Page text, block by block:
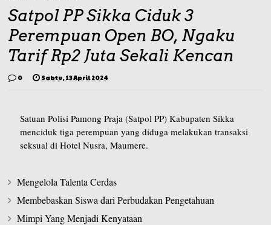
Satpol PP Sikka Ciduk 3
Perempuan Open BO, Ngaku
Tarif Rp2 Juta Sekali Kencan
0 Sabtu, 13 April 2024
Satuan Polisi Pamong Praja (Satpol PP) Kabupaten Sikka
menciduk tiga perempuan yang diduga melakukan transaksi
seksual di Hotel Nusra, Maumere.
Mengelola Talenta Cerdas
Membebaskan Siswa dari Perbudakan Pengetahuan
Mimpi Yang Menjadi Kenyataan